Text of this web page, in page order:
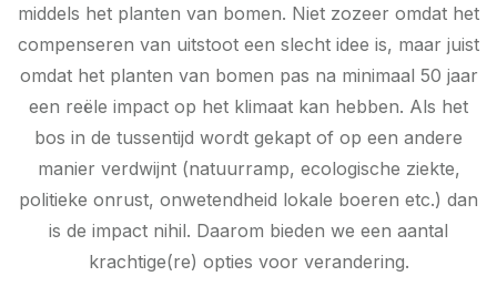
middels het planten van bomen. Niet zozeer omdat het
compenseren van uitstoot een slecht idee is, maar juist
omdat het planten van bomen pas na minimaal 50 jaar
een reële impact op het klimaat kan hebben. Als het
bos in de tussentijd wordt gekapt of op een andere
manier verdwijnt (natuurramp, ecologische ziekte,
politieke onrust, onwetendheid lokale boeren etc.) dan
is de impact nihil. Daarom bieden we een aantal
krachtige(re) opties voor verandering.